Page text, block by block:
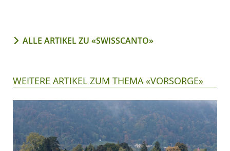
ALLE ARTIKEL ZU «SWISSCANTO»
WEITERE ARTIKEL ZUM THEMA «VORSORGE»